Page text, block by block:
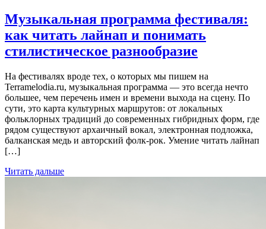
Музыкальная программа фестиваля:
как читать лайнап и понимать
стилистическое разнообразие
На фестивалях вроде тех, о которых мы пишем на
Terramelodia.ru, музыкальная программа — это всегда нечто
большее, чем перечень имен и времени выхода на сцену. По
сути, это карта культурных маршрутов: от локальных
фольклорных традиций до современных гибридных форм, где
рядом существуют архаичный вокал, электронная подложка,
балканская медь и авторский фолк-рок. Умение читать лайнап
[…]
Читать дальше